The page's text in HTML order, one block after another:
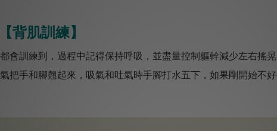
背肌訓練】
會訓練到，過程中記得保持呼吸，並盡量控制軀幹減少左右搖晃
把手和腳翹起來，吸氣和吐氣時手腳打水五下，如果剛開始不